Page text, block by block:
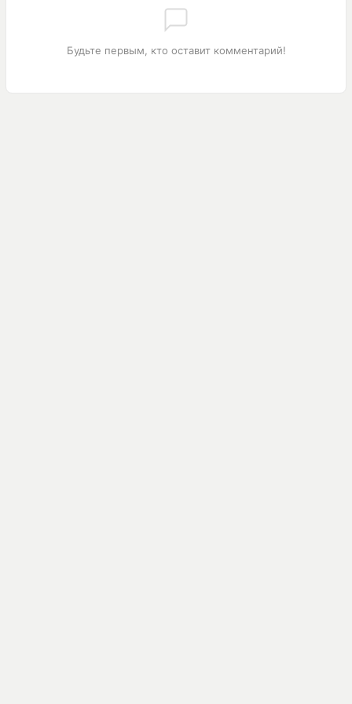
Будьте первым, кто оставит комментарий!